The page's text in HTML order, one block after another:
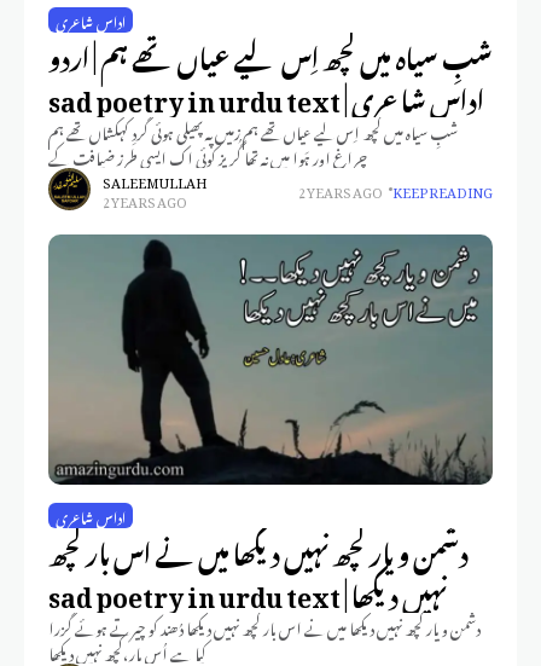
اداس شاعری
شبِ سیاہ میں کچھ اِس لیے عیاں تھے ہم | اردو
اداس شاعری | sad poetry in urdu text
شبِ سیاہ میں کچھ اِس لیے عیاں تھے ہم زمیں پہ پھیلی ہوئی گَردِ کہکشاں تھے ہم
چراغ اور ہَوا میں نہ تھا گُریز کوئی اک ایسی طرزِ ضیافت کے
SALEEM ULLAH
2 YEARS AGO 2 YEARS AGO KEEP READING
اداس شاعری
دشمن و یار کچھ نہیں دیکھا میں نے اس بار کچھ
نہیں دیکھا | sad poetry in urdu text
دشمن و یار کچھ نہیں دیکھا میں نے اس بار کچھ نہیں دیکھا دُھند کو چیرتے ہوئے گزرا
کیا ہے اُس پار،کچھ نہیں دیکھا